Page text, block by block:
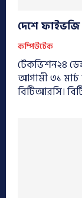
দেশে ফাইভজি
কম্পিউটেক
টেকভিশন২৪
আগামী ৩১ মার্চ